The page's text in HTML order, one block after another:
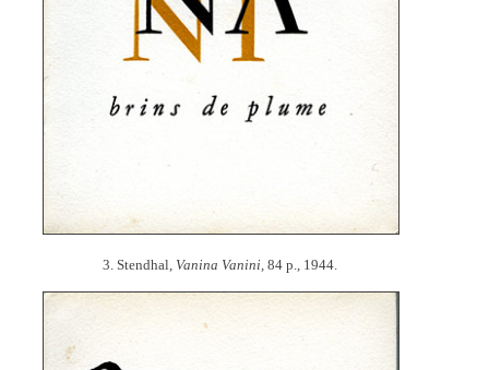
3. Stendhal, Vanina Vanini, 84 p., 1944.